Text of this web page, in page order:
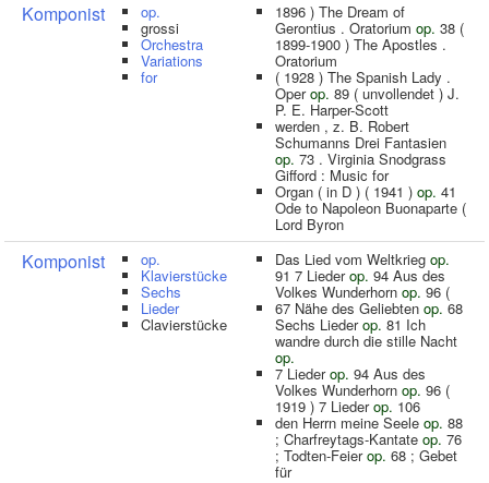
Komponist op.
grossi
Orchestra
Variations
for
1896 ) The Dream of
Gerontius . Oratorium op. 38 (
1899-1900 ) The Apostles .
Oratorium
( 1928 ) The Spanish Lady .
Operop. 89 ( unvollendet ) J.
P. E. Harper-Scott
werden , z. B. Robert
Schumanns Drei Fantasien
op. 73 . Virginia Snodgrass
Gifford : Music for
Organ ( in D ) ( 1941 ) op. 41
Ode to Napoleon Buonaparte (
Lord Byron
Komponist op.
Klavierstücke
Sechs
Lieder
Clavierstücke
Das Lied vom Weltkrieg op.
91 7 Liederop. 94 Aus des
Volkes Wunderhorn op. 96 (
67 Nähe des Geliebten op. 68
Sechs Liederop. 81 Ich
wandre durch die stille Nacht
op.
7 Liederop. 94 Aus des
Volkes Wunderhorn op. 96 (
1919 ) 7 Liederop. 106
den Herrn meine Seele op. 88
; Charfreytags-Kantate op. 76
; Todten-Feierop. 68 ; Gebet
für